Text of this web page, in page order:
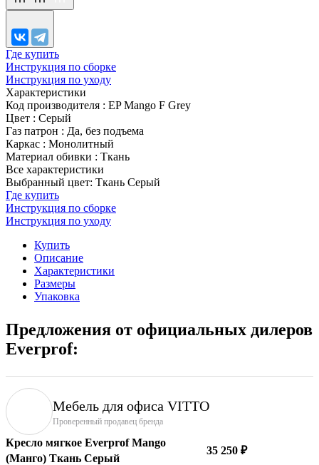
Где купить
Инструкция по сборке
Инструкция по уходу
Характеристики
Код производителя : EP Mango F Grey
Цвет : Серый
Газ патрон : Да, без подъема
Каркас : Монолитный
Материал обивки : Ткань
Все характеристики
Выбранный цвет: Ткань Серый
Где купить
Инструкция по сборке
Инструкция по уходу
Купить
Описание
Характеристики
Размеры
Упаковка
Предложения от официальных дилеров
Everprof:
Мебель для офиса VITTO
Проверенный продавец бренда
Кресло мягкое Everprof Mango
(Манго) Ткань Серый
35 250 ₽